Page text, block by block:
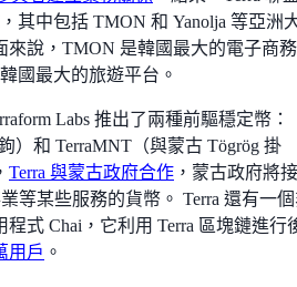
其中包括 TMON 和 Yanolja 等亞洲
來說，TMON 是韓國最大的電子商
國最大的旅遊平台。
Labs 推出了兩種前驅穩定幣：
）和 TerraMNT（與蒙古 Tögrög 掛
Terra 與蒙古政府合作 ，蒙古政府將
等某些服務的貨幣。 Terra 還有一
式 Chai，它利用 Terra 區塊鏈進行
用戶 。